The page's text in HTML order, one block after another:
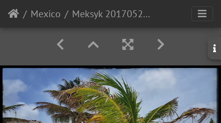
Mexico Meksyk 20170528 105636